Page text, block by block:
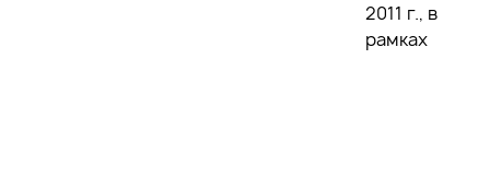
2011 г., в
рамках